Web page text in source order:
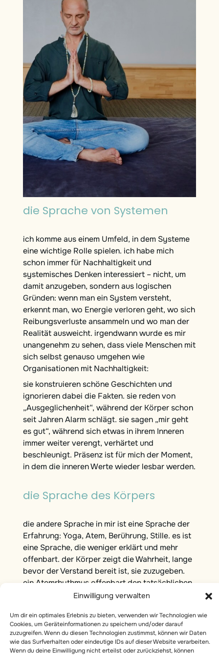
Einwilligung verwalten
Um dir ein optimales Erlebnis zu bieten, verwenden wir Technologien wie
Cookies, um Geräteinformationen zu speichern und/oder darauf
zuzugreifen. Wenn du diesen Technologien zustimmst, können wir Daten
wie das Surfverhalten oder eindeutige IDs auf dieser Website verarbeiten.
Wenn du deine Einwilligung nicht erteilst oder zurückziehst, können
die Sprache von Systemen
ich komme aus einem Umfeld, in dem Systeme
eine wichtige Rolle spielen. ich habe mich
schon immer für Nachhaltigkeit und
systemisches Denken interessiert – nicht, um
damit anzugeben, sondern aus logischen
Gründen: wenn man ein System versteht,
erkennt man, wo Energie verloren geht, wo sich
Reibungsverluste ansammeln und wo man der
Realität ausweicht. irgendwann wurde es mir
unangenehm zu sehen, dass viele Menschen mit
sich selbst genauso umgehen wie
Organisationen mit Nachhaltigkeit:
sie konstruieren schöne Geschichten und
ignorieren dabei die Fakten. sie reden von
„Ausgeglichenheit“, während der Körper schon
seit Jahren Alarm schlägt. sie sagen „mir geht
es gut“, während sich etwas in ihrem Inneren
immer weiter verengt, verhärtet und
beschleunigt. Präsenz ist für mich der Moment,
in dem die inneren Werte wieder lesbar werden.
die Sprache des Körpers
die andere Sprache in mir ist eine Sprache der
Erfahrung: Yoga, Atem, Berührung, Stille. es ist
eine Sprache, die weniger erklärt und mehr
offenbart. der Körper zeigt die Wahrheit, lange
bevor der Verstand bereit ist, sie zuzugeben.
ein Atemrhythmus offenbart den tatsächlichen
Zustand. chronische Anspannung ist nicht nur
Strategie.
Regulierung ist nichts Spirituelles – sie ist
biologisch. und wenn ein Mensch aufhört, sein